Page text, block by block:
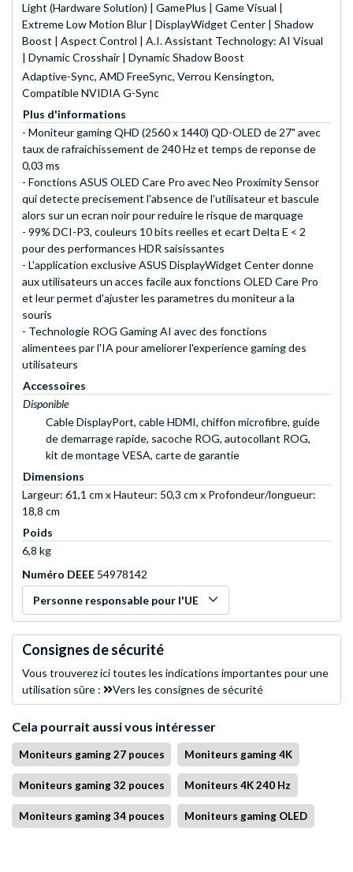
Light (Hardware Solution) | GamePlus | Game Visual |
Extreme Low Motion Blur | DisplayWidget Center | Shadow
Boost | Aspect Control | A.I. Assistant Technology: AI Visual
| Dynamic Crosshair | Dynamic Shadow Boost
Adaptive-Sync, AMD FreeSync, Verrou Kensington,
Compatible NVIDIA G-Sync
Plus d'informations
- Moniteur gaming QHD (2560 x 1440) QD-OLED de 27" avec
taux de rafraichissement de 240 Hz et temps de reponse de
0,03 ms
- Fonctions ASUS OLED Care Pro avec Neo Proximity Sensor
qui detecte precisement l'absence de l'utilisateur et bascule
alors sur un ecran noir pour reduire le risque de marquage
- 99% DCI-P3, couleurs 10 bits reelles et ecart Delta E < 2
pour des performances HDR saisissantes
- L'application exclusive ASUS DisplayWidget Center donne
aux utilisateurs un acces facile aux fonctions OLED Care Pro
et leur permet d'ajuster les parametres du moniteur a la
souris
- Technologie ROG Gaming AI avec des fonctions
alimentees par l'IA pour ameliorer l'experience gaming des
utilisateurs
Accessoires
Disponible
Cable DisplayPort, cable HDMI, chiffon microfibre, guide
de demarrage rapide, sacoche ROG, autocollant ROG,
kit de montage VESA, carte de garantie
Dimensions
Largeur: 61,1 cm x Hauteur: 50,3 cm x Profondeur/longueur:
18,8 cm
Poids
6,8 kg
Numéro DEEE 54978142
Personne responsable pour l'UE
Consignes de sécurité
Vous trouverez ici toutes les indications importantes pour une
utilisation sûre :
Vers les consignes de sécurité
Cela pourrait aussi vous intéresser
Moniteurs gaming 27 pouces Moniteurs gaming 4K
Moniteurs gaming 32 pouces Moniteurs 4K 240 Hz
Moniteurs gaming 34 pouces Moniteurs gaming OLED